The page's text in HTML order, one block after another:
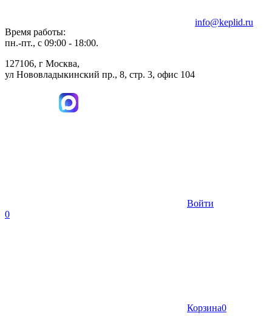
Время работы:
пн.-пт., с 09:00 - 18:00.
127106, г Москва,
ул Нововладыкинский пр., 8, стр. 3, офис 104
info@keplid.ru
Войти
0
Корзина0